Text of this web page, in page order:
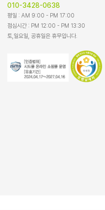
010-3428-0638
평일 : AM 9:00 - PM 17:00
점심시간 : PM 12:00 - PM 13:30
토,일요일, 공휴일은 휴무입니다.